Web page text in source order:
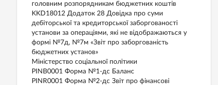
головним розпорядникам бюджетних коштів
KKD18012 Додаток 28 Довідка про суми
дебіторської та кредиторської заборгованості
установи за операціями, які не відображаються у
формі №7д, №7м «Звіт про заборгованість
бюджетних установ»
Міністерство соціальної політики
PINB0001 Форма №1-дс Баланс
PINR0001 Форма №2-дс Звіт про фінансові